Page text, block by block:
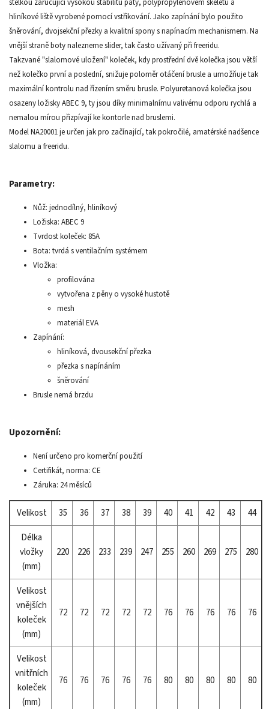
stélkou zaručující vysokou stabilitu paty, polypropylenovém skeletu a
hliníkové liště vyrobené pomocí vstřikování. Jako zapínání bylo použito
šněrování, dvojsekční přezky a kvalitní spony s napínacím mechanismem. Na
vnější straně boty nalezneme slider, tak často užívaný při freeridu.
Takzvané "slalomové uložení" koleček, kdy prostřední dvě kolečka jsou větší
než kolečko první a poslední, snižuje poloměr otáčení brusle a umožňuje tak
maximální kontrolu nad řízením směru brusle. Polyuretanová kolečka jsou
osazeny ložisky ABEC 9, ty jsou díky minimalnímu valivému odporu rychlá a
nemalou mírou přizpívají ke kontorle nad bruslemi.
Model NA20001 je určen jak pro začínající, tak pokročilé, amatérské nadšence
slalomu a freeridu.
Parametry:
Nůž: jednodílný, hliníkový
Ložiska: ABEC 9
Tvrdost koleček: 85A
Bota: tvrdá s ventilačním systémem
Vložka:
profilována
vytvořena z pěny o vysoké hustotě
mesh
materiál EVA
Zapínání:
hliníková, dvousekční přezka
přezka s napínáním
šněrování
Brusle nemá brzdu
Upozornění:
Není určeno pro komerční použití
Certifikát, norma: CE
Záruka: 24 měsíců
Velikost 35 36 37 38 39 40 41 42 43
44
Délka
vložky
(mm)
220 226 233 239 247 255 260 269 275 280
Velikost
vnějších
koleček
(mm)
72 72 72 72 72 76 76 76 76 76
Velikost
vnitřních
koleček
(mm)
76 76 76 76 76 80 80 80 80 80